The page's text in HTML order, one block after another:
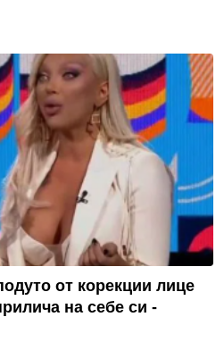
от корекции лице
на себе си -